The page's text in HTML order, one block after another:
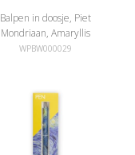
Balpen in doosje, Piet
Mondriaan, Amaryllis
WPBW000029